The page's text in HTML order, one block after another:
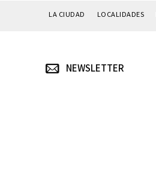
LA CIUDAD LOCALIDADES
NEWSLETTER